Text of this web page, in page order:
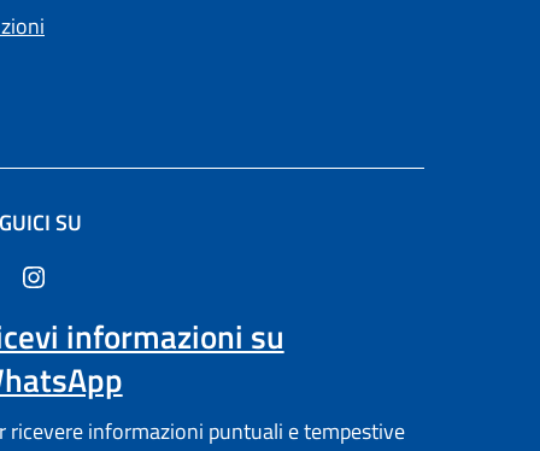
in un'altra scheda).
SU
informazioni su
ricevere informazioni puntuali e tempestive